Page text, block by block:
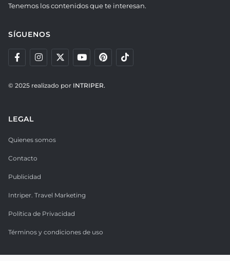
Tenemos los contenidos que te interesan.
SÍGUENOS
© 2025 realizado por INTRIPER.
LEGAL
Quienes somos
Contacto
Publicidad
Intriper. Travel Marketing
Política de Privacidad
Términos y condiciones de uso